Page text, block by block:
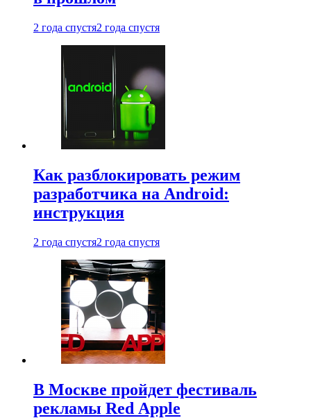
2 года спустя2 года спустя
Как разблокировать режим
разработчика на Android:
инструкция
2 года спустя2 года спустя
В Москве пройдет фестиваль
рекламы Red Apple